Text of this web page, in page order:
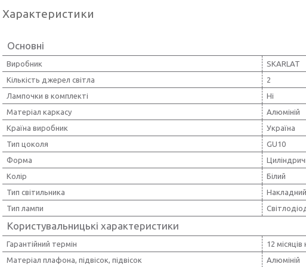
Характеристики
Основні
Виробник
SKARLAT
Кількість джерел світла
2
Лампочки в комплекті
Ні
Матеріал каркасу
Алюміній
Країна виробник
Україна
Тип цоколя
GU10
Форма
Колір
Білий
Тип світильника
Накладний
Тип лампи
Користувальницькі характеристики
Гарантійний термін
12
Матеріал плафона, підвісок, підвісок
Алюміній